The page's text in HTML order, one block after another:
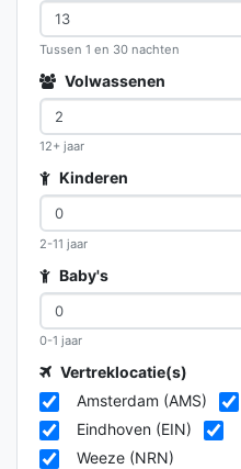
Tussen 1 en 30 nachten
Volwassenen
12+ jaar
Kinderen
2-11 jaar
Baby's
0-1 jaar
Vertreklocatie(s)
Amsterdam (AMS)
Eindhoven (EIN)
Weeze (NRN)